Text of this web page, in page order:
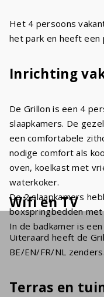
Het 4 persoons
het park en heeft een
Inrichting
De Grillon is een 4
slaapkamers. De
een comfortabele
nodige comfort als
oven, koelkast met
waterkoker.
De 2 slaapkamers
boxspringbedden
In de badkamer is
Wifi en TV
Uiteraard heeft de
BE/EN/FR/NL zenders.
Terras en